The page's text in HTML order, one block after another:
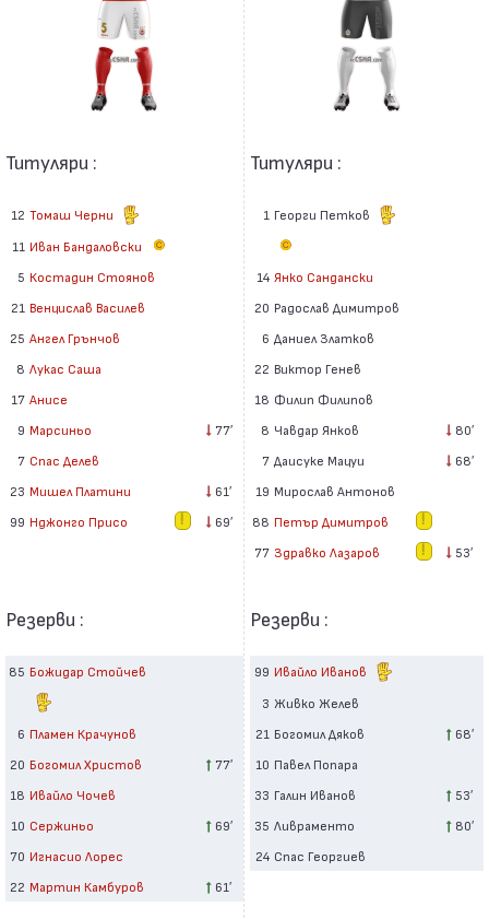
Титуляри :
12 Томаш Черни
11 Иван Бандаловски
5 Костадин Стоянов
21 Венцислав Василев
25 Ангел Грънчов
8 Лукас Саша
17 Анисе
9 Марсиньо
77′
7 Спас Делев
23 Мишел Платини
61′
99 Нджонго Присо 69′
Резерви :
85 Божидар Стойчев
6 Пламен Крачунов
20 Богомил Христов
77′
18 Ивайло Чочев
10 Сержиньо
69′
70 Игнасио Лорес
22 Мартин Камбуров 61′
Титуляри :
1 Георги Петков
14 Янко Сандански
20 Радослав Димитров
6 Даниел Златков
22 Виктор Генев
18 Филип Филипов
8 Чавдар Янков
80′
7 Даисуке Мацуи
68′
19 Мирослав Антонов
88 Петър Димитров
77 Здравко Лазаров 53′
Резерви :
99 Ивайло Иванов
3 Живко Желев
21 Богомил Дяков
68′
10 Павел Попара
33 Галин Иванов
53′
35 Ливраменто
80′
24 Спас Георгиев